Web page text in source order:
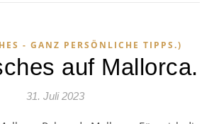
- GANZ PERSÖNLICHE TIPPS.)
auf Mallorca.
31. Juli 2023